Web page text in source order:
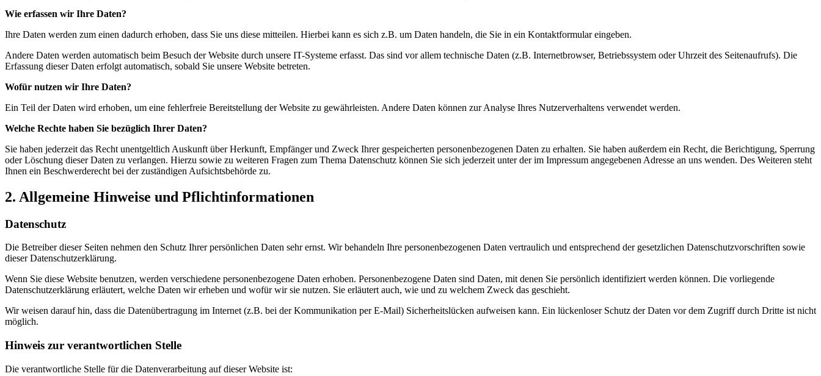
Wie erfassen wir Ihre Daten?
Ihre Daten werden zum einen dadurch erhoben, dass Sie uns diese mitteilen. Hierbei kann es sich z.B. um Daten handeln, die Sie in ein Kontaktformular eingeben.
Andere Daten werden automatisch beim Besuch der Website durch unsere IT-Systeme erfasst. Das sind vor allem technische Daten (z.B. Internetbrowser, Betriebssystem oder Uhrzeit des Seitenaufrufs). Die
Erfassung dieser Daten erfolgt automatisch, sobald Sie unsere Website betreten.
Wofür nutzen wir Ihre Daten?
Ein Teil der Daten wird erhoben, um eine fehlerfreie Bereitstellung der Website zu gewährleisten. Andere Daten können zur Analyse Ihres Nutzerverhaltens verwendet werden.
Welche Rechte haben Sie bezüglich Ihrer Daten?
Sie haben jederzeit das Recht unentgeltlich Auskunft über Herkunft, Empfänger und Zweck Ihrer gespeicherten personenbezogenen Daten zu erhalten. Sie haben außerdem ein Recht, die Berichtigung, Sperrung
oder Löschung dieser Daten zu verlangen. Hierzu sowie zu weiteren Fragen zum Thema Datenschutz können Sie sich jederzeit unter der im Impressum angegebenen Adresse an uns wenden. Des Weiteren steht
Ihnen ein Beschwerderecht bei der zuständigen Aufsichtsbehörde zu.
2. Allgemeine Hinweise und Pflichtinformationen
Datenschutz
Die Betreiber dieser Seiten nehmen den Schutz Ihrer persönlichen Daten sehr ernst. Wir behandeln Ihre personenbezogenen Daten vertraulich und entsprechend der gesetzlichen Datenschutzvorschriften sowie
dieser Datenschutzerklärung.
Wenn Sie diese Website benutzen, werden verschiedene personenbezogene Daten erhoben. Personenbezogene Daten sind Daten, mit denen Sie persönlich identifiziert werden können. Die vorliegende
Datenschutzerklärung erläutert, welche Daten wir erheben und wofür wir sie nutzen. Sie erläutert auch, wie und zu welchem Zweck das geschieht.
Wir weisen darauf hin, dass die Datenübertragung im Internet (z.B. bei der Kommunikation per E-Mail) Sicherheitslücken aufweisen kann. Ein lückenloser Schutz der Daten vor dem Zugriff durch Dritte ist nicht
möglich.
Hinweis zur verantwortlichen Stelle
Die verantwortliche Stelle für die Datenverarbeitung auf dieser Website ist: